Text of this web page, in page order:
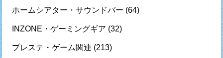
ホームシアター・サウンドバー (64)
INZONE・ゲーミングギア (32)
プレステ・ゲーム関連 (213)